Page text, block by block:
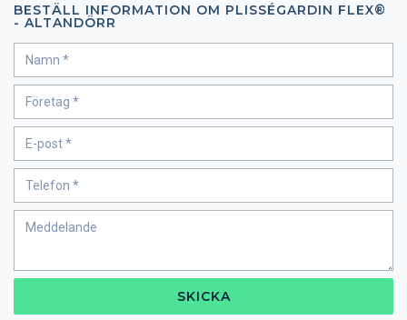
BESTÄLL INFORMATION OM PLISSÉGARDIN FLEX®
- ALTANDÖRR
SKICKA